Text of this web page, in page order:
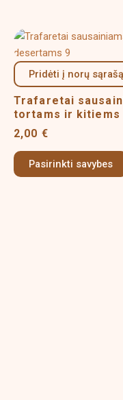
Pridėti į norų sąrašą
Trafaretai
tortams ir kitiems
2,00 €
Pasirinkti savybes